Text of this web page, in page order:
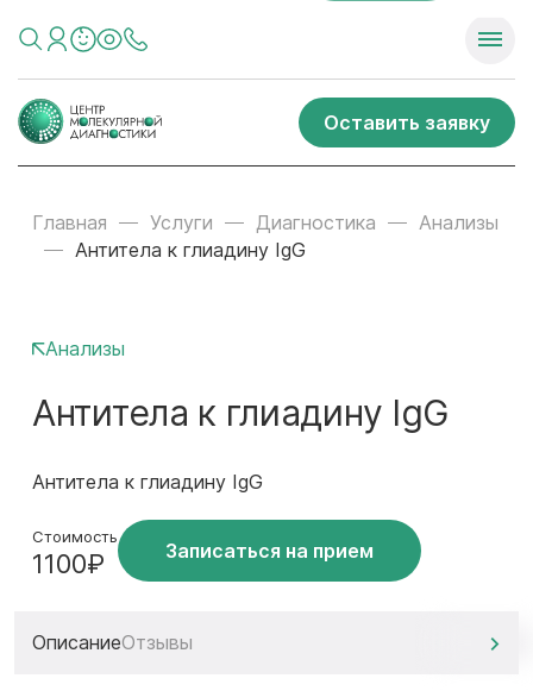
Оставить заявку
Главная Услуги Диагностика
Анализы
Антитела к глиадину IgG
Анализы
Антитела к глиадину IgG
Антитела к глиадину IgG
Стоимость
1100₽ Записаться на прием
ОписаниеОтзывы